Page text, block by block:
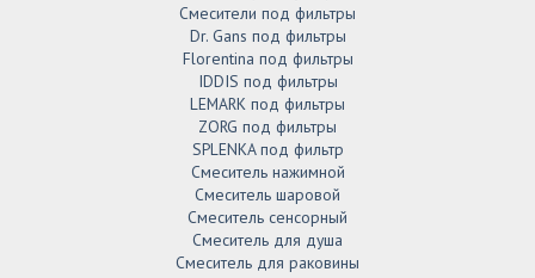
Смесители под фильтры
Dr. Gans под фильтры
Florentina под фильтры
IDDIS под фильтры
LEMARK под фильтры
ZORG под фильтры
SPLENKA под фильтр
Смеситель нажимной
Смеситель шаровой
Смеситель сенсорный
Смеситель для душа
Смеситель для раковины